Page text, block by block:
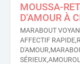
MOUSSA-
D'AMOUR À
MARABOUT
AFFECTIF